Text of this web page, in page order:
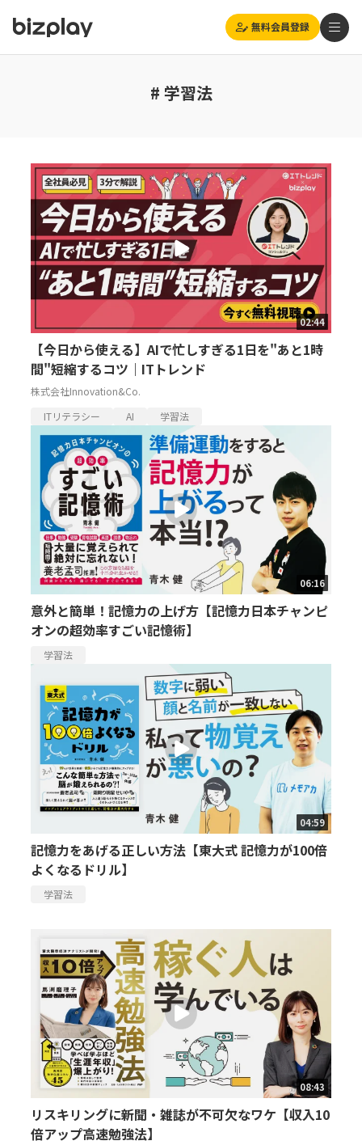
無料会員登録
# 学習法
02:44
【今日から使える】AIで忙しすぎる1日を"あと1時
間"短縮するコツ｜ITトレンド
株式会社Innovation&Co.
ITリテラシー
AI 学習法
06:16
意外と簡単！記憶力の上げ方【記憶力日本チャンピ
オンの超効率すごい記憶術】
学習法
04:59
記憶力をあげる正しい方法【東大式 記憶力が100倍
よくなるドリル】
学習法
08:43
リスキリングに新聞・雑誌が不可欠なワケ【収入10
倍アップ高速勉強法】